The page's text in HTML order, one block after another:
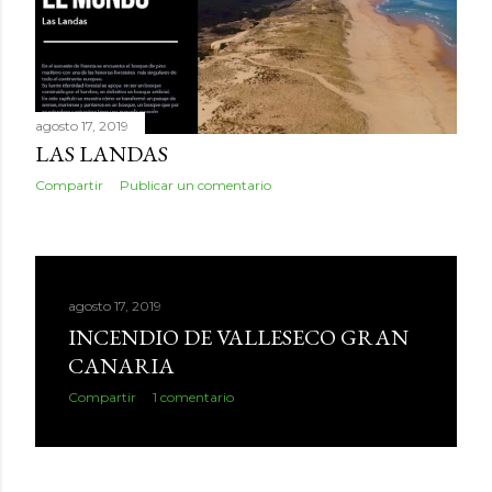
d
a
s
agosto 17, 2019
LAS LANDAS
Compartir Publicar un comentario
agosto 17, 2019
INCENDIO DE VALLESECO GRAN
CANARIA
Compartir 1 comentario